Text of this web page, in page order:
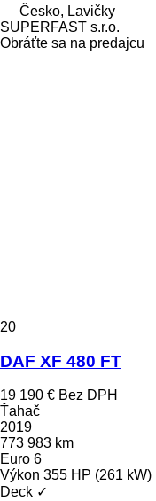
Česko, Lavičky
SUPERFAST s.r.o.
Obráťte sa na predajcu
20
DAF XF 480 FT
19 190 € Bez DPH
Ťahač
2019
773 983 km
Euro 6
Výkon 355 HP (261 kW)
Deck ✓